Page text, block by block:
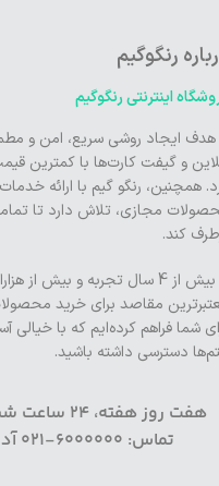
رنگوگیم
اینترنتی رنگوگیم
هدف ایجاد روشی سریع، امن و
و گیفت کارت‌ها با کمترین
همچنین، رنگو گیم با ارائه
مجازی، تلاش دارد تا
کند.
با بیش از 4 سال تجربه و بیش
مقاصد برای خرید
شما فراهم کرده‌ایم که با
دسترسی داشته باشید.
هفت روز
تماس: 6000000-021 آدرس ایمیل:in@rengogame.com